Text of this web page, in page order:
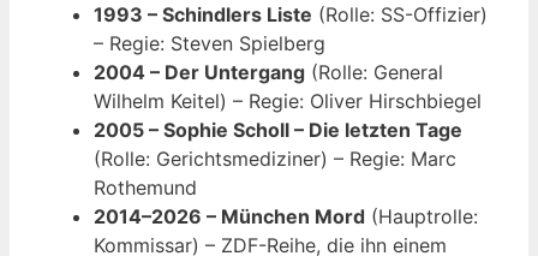
1993 – Schindlers Liste (Rolle: SS-Offizier)
– Regie: Steven Spielberg
2004 – Der Untergang (Rolle: General
Wilhelm Keitel) – Regie: Oliver Hirschbiegel
2005 – Sophie Scholl – Die letzten Tage
(Rolle: Gerichtsmediziner) – Regie: Marc
Rothemund
2014–2026 – München Mord (Hauptrolle:
Kommissar) – ZDF-Reihe, die ihn einem